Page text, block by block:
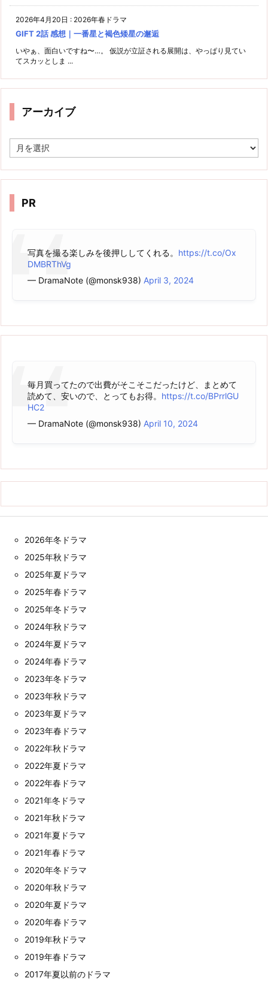
2026年4月20日 : 2026年春ドラマ
GIFT 2話 感想｜一番星と褐色矮星の邂逅
いやぁ、面白いですね〜…。 仮説が立証される展開は、やっぱり見てい
てスカッとしま ...
アーカイブ
ー
イ
PR
写真を撮る楽しみを後押ししてくれる。 https://t.co/Ox
DMBRThVg
— DramaNote (@monsk938) April 3, 2024
毎月買ってたので出費がそこそこだったけど、まとめて
読めて、安いので、とってもお得。 https://t.co/BPrrlGU
HC2
— DramaNote (@monsk938) April 10, 2024
2026年冬ドラマ
2025年秋ドラマ
2025年夏ドラマ
2025年春ドラマ
2025年冬ドラマ
2024年秋ドラマ
2024年夏ドラマ
2024年春ドラマ
2023年冬ドラマ
2023年秋ドラマ
2023年夏ドラマ
2023年春ドラマ
2022年秋ドラマ
2022年夏ドラマ
2022年春ドラマ
2021年冬ドラマ
2021年秋ドラマ
2021年夏ドラマ
2021年春ドラマ
2020年冬ドラマ
2020年秋ドラマ
2020年夏ドラマ
2020年春ドラマ
2019年秋ドラマ
2019年春ドラマ
2017年夏以前のドラマ